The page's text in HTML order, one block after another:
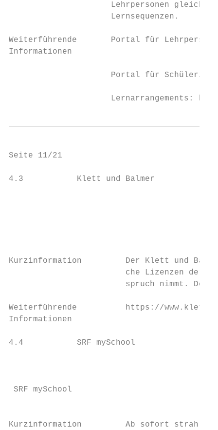
Lehrpersonen
                     Lernsequenzen.
Weiterführende       Portal für
Informationen
Portal für
Lernarrangements:
Seite 11/21
4.3           Klett und Balmer
Kurzinformation         Der Klett und
che Lizenzen der
spruch nimmt. Der
Weiterführende          https://www.klett-
Informationen
4.4           SRF mySchool
SRF mySchool
Kurzinformation         Ab sofort strahlt SRF